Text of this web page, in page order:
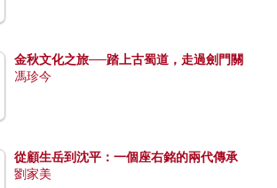
金秋文化之旅──踏上古蜀道，走過劍門關
馮珍今
從顧生岳到沈平：一個座右銘的兩代傳承
劉家美